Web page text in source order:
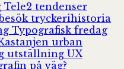
Tele2 tendenser
tryckerihistoria
Typografisk fredag
urban
utställning UX
på väg?